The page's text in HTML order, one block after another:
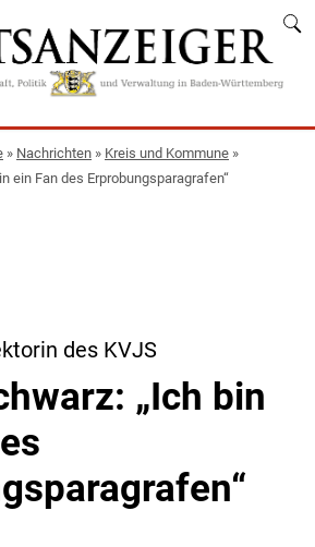
» Nachrichten » Kreis und Kommune »
ein Fan des Erprobungsparagrafen“
des KVJS
„Ich bin